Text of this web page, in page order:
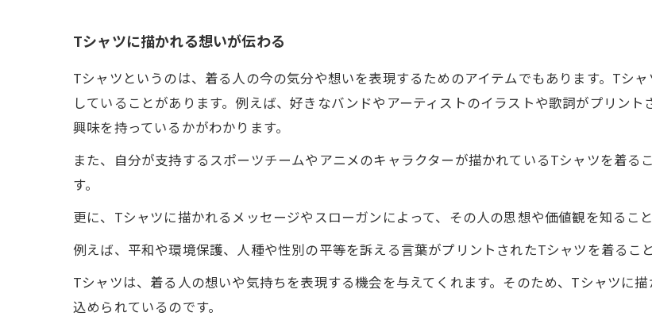
Tシャツに描かれる想いが伝わる
Tシャツというのは、着る人の今の気分や想いを表現するためのアイテムでもあります。Tシ
していることがあります。例えば、好きなバンドやアーティストのイラストや歌詞がプリン
興味を持っているかがわかります。
また、自分が支持するスポーツチームやアニメのキャラクターが描かれているTシャツを着る
す。
更に、Tシャツに描かれるメッセージやスローガンによって、その人の思想や価値観を知ること
例えば、平和や環境保護、人種や性別の平等を訴える言葉がプリントされたTシャツを着るこ
Tシャツは、着る人の想いや気持ちを表現する機会を与えてくれます。そのため、Tシャツに
込められているのです。